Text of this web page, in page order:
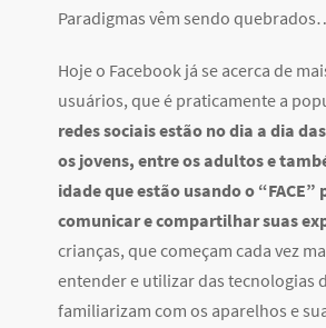
Paradigmas vêm sendo
Hoje o Facebook já se acerca de
usuários, que é praticamente a
redes sociais estão no dia a dia
os jovens, entre os adultos e
idade que estão usando o “FACE”
comunicar e compartilhar suas
crianças, que começam cada vez
entender e utilizar das tecnologias
familiarizam com os aparelhos e